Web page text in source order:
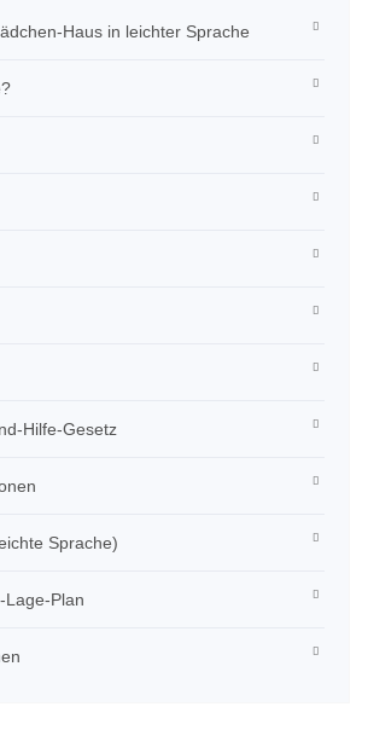
Haus in leichter Sprache
Hilfe-Gesetz
Sprache)
Lage-Plan